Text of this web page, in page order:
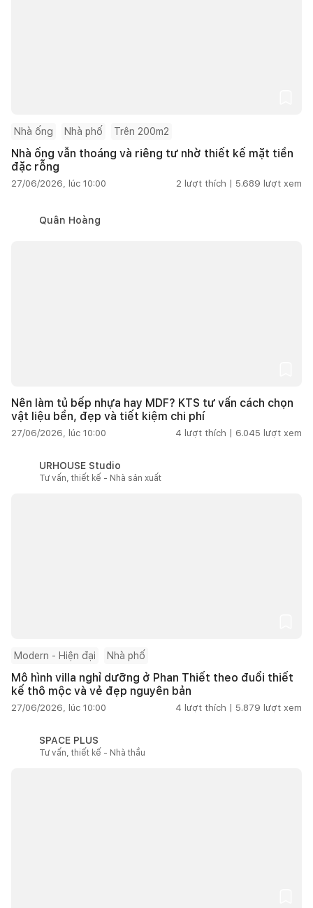
Nhà ống Nhà phố Trên 200m2
Nhà ống vẫn thoáng và riêng tư nhờ thiết kế mặt tiền
đặc rỗng
27/06/2026, lúc 10:00 2 lượt thích | 5.689 lượt xem
Quân Hoàng
Nên làm tủ bếp nhựa hay MDF? KTS tư vấn cách chọn
vật liệu bền, đẹp và tiết kiệm chi phí
27/06/2026, lúc 10:00 4 lượt thích | 6.045 lượt xem
URHOUSE Studio
Tư vấn, thiết kế - Nhà sản xuất
Modern - Hiện đại Nhà phố
Mô hình villa nghỉ dưỡng ở Phan Thiết theo đuổi thiết
kế thô mộc và vẻ đẹp nguyên bản
27/06/2026, lúc 10:00 4 lượt thích | 5.879 lượt xem
SPACE PLUS
Tư vấn, thiết kế - Nhà thầu